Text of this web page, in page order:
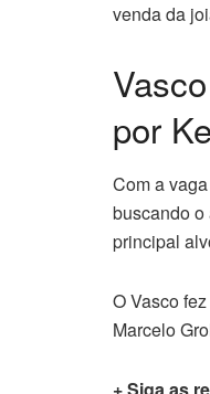
venda da
por
Com a
buscando o
principal
O Vasco
Marcelo